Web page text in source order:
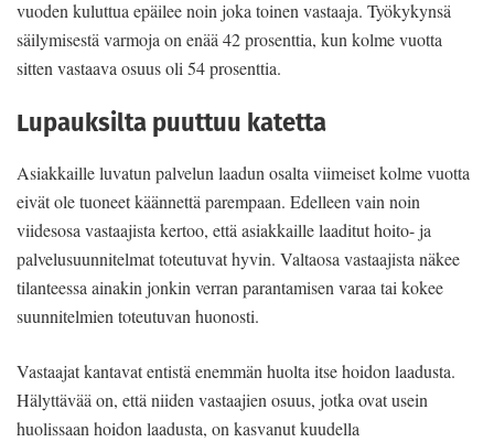
vuoden kuluttua epäilee noin joka toinen vastaaja. Työkykynsä
säilymisestä varmoja on enää 42 prosenttia, kun kolme vuotta
sitten vastaava osuus oli 54 prosenttia.
Lupauksilta puuttuu katetta
Asiakkaille luvatun palvelun laadun osalta viimeiset kolme vuotta
eivät ole tuoneet käännettä parempaan. Edelleen vain noin
viidesosa vastaajista kertoo, että asiakkaille laaditut hoito- ja
palvelusuunnitelmat toteutuvat hyvin. Valtaosa vastaajista näkee
tilanteessa ainakin jonkin verran parantamisen varaa tai kokee
suunnitelmien toteutuvan huonosti.
Vastaajat kantavat entistä enemmän huolta itse hoidon laadusta.
Hälyttävää on, että niiden vastaajien osuus, jotka ovat usein
huolissaan hoidon laadusta, on kasvanut kuudella